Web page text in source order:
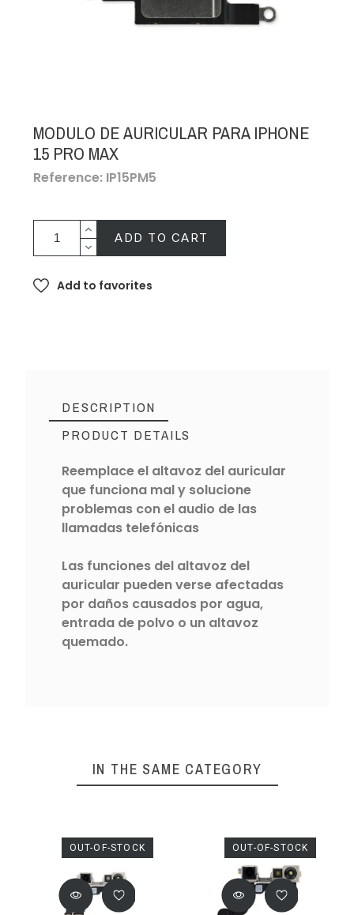
MODULO DE AURICULAR PARA IPHONE
15 PRO MAX
Reference: IP15PM5
ADD TO CART
Add to favorites
DESCRIPTION
PRODUCT DETAILS
Reemplace el altavoz del auricular
que funciona mal y solucione
problemas con el audio de las
llamadas telefónicas
Las funciones del altavoz del
auricular pueden verse afectadas
por daños causados por agua,
entrada de polvo o un altavoz
quemado.
IN THE SAME CATEGORY
OUT-OF-STOCK OUT-OF-STOCK